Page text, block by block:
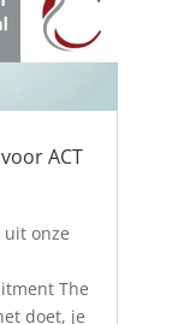
ACT
onze
The
doet, je